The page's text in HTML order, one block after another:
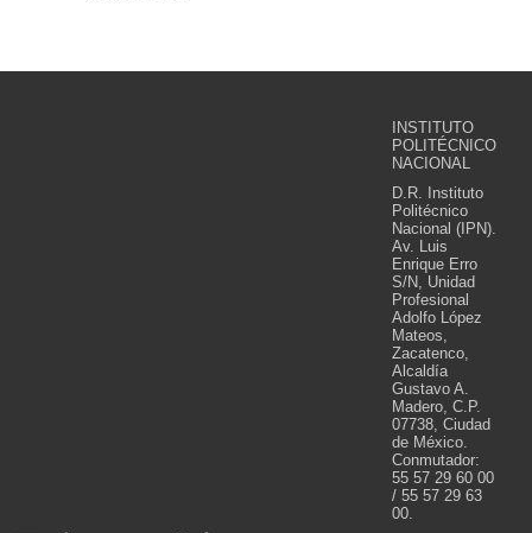
INSTITUTO
POLITÉCNICO
NACIONAL
D.R. Instituto
Politécnico
Nacional (IPN).
Av. Luis
Enrique Erro
S/N, Unidad
Profesional
Adolfo López
Mateos,
Zacatenco,
Alcaldía
Gustavo A.
Madero, C.P.
07738, Ciudad
de México.
Conmutador:
55 57 29 60 00
/ 55 57 29 63
00.